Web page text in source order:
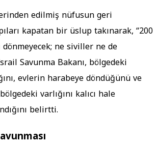
edilmiş nüfusun geri
kapatan bir üslup takınarak, “200
ne siviller ne de
Savunma Bakanı, bölgedeki
evlerin harabeye döndüğünü ve
varlığını kalıcı hale
belirtti.